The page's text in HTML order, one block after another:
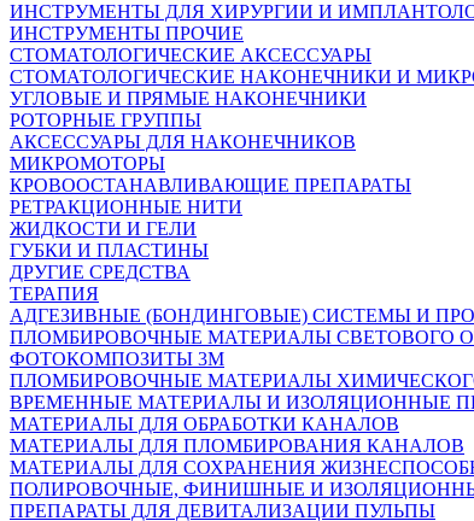
ИНСТРУМЕНТЫ ДЛЯ ХИРУРГИИ И
ИНСТРУМЕНТЫ ПРОЧИЕ
СТОМАТОЛОГИЧЕСКИЕ АКСЕССУАРЫ
СТОМАТОЛОГИЧЕСКИЕ НАКОНЕЧНИКИ И
УГЛОВЫЕ И ПРЯМЫЕ НАКОНЕЧНИКИ
РОТОРНЫЕ ГРУППЫ
АКСЕССУАРЫ ДЛЯ НАКОНЕЧНИКОВ
МИКРОМОТОРЫ
КРОВООСТАНАВЛИВАЮЩИЕ ПРЕПАРАТЫ
РЕТРАКЦИОННЫЕ НИТИ
ЖИДКОСТИ И ГЕЛИ
ГУБКИ И ПЛАСТИНЫ
ДРУГИЕ СРЕДСТВА
ТЕРАПИЯ
АДГЕЗИВНЫЕ (БОНДИНГОВЫЕ) СИСТЕМЫ И
ПЛОМБИРОВОЧНЫЕ МАТЕРИАЛЫ СВЕТОВОГО
ФОТОКОМПОЗИТЫ 3М
ПЛОМБИРОВОЧНЫЕ МАТЕРИАЛЫ
ВРЕМЕННЫЕ МАТЕРИАЛЫ И ИЗОЛЯЦИОННЫЕ
МАТЕРИАЛЫ ДЛЯ ОБРАБОТКИ КАНАЛОВ
МАТЕРИАЛЫ ДЛЯ ПЛОМБИРОВАНИЯ КАНАЛОВ
МАТЕРИАЛЫ ДЛЯ СОХРАНЕНИЯ
ПОЛИРОВОЧНЫЕ, ФИНИШНЫЕ И
ПРЕПАРАТЫ ДЛЯ ДЕВИТАЛИЗАЦИИ ПУЛЬПЫ